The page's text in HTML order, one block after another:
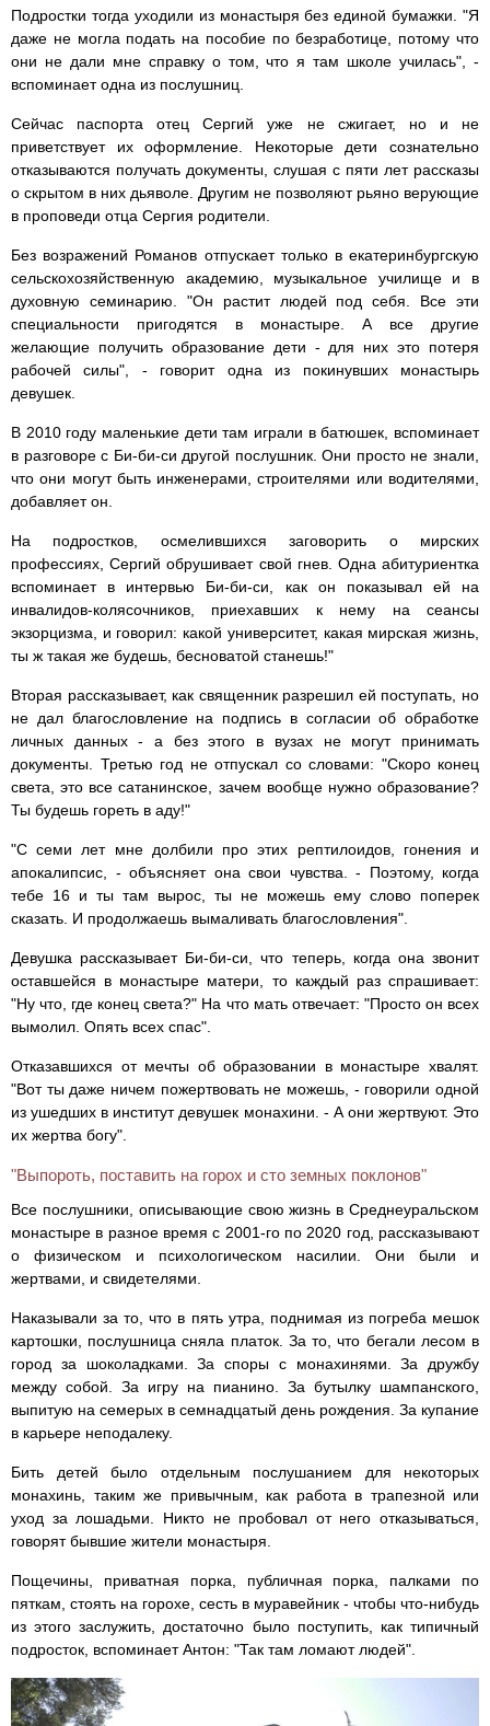
Подростки тогда уходили из монастыря без единой бумажки. "Я
даже не могла подать на пособие по безработице, потому что
они не дали мне справку о том, что я там школе училась", -
вспоминает одна из послушниц.
Сейчас паспорта отец Сергий уже не сжигает, но и не
приветствует их оформление. Некоторые дети сознательно
отказываются получать документы, слушая с пяти лет рассказы
о скрытом в них дьяволе. Другим не позволяют рьяно верующие
в проповеди отца Сергия родители.
Без возражений Романов отпускает только в екатеринбургскую
сельскохозяйственную академию, музыкальное училище и в
духовную семинарию. "Он растит людей под себя. Все эти
специальности пригодятся в монастыре. А все другие
желающие получить образование дети - для них это потеря
рабочей силы", - говорит одна из покинувших монастырь
девушек.
В 2010 году маленькие дети там играли в батюшек, вспоминает
в разговоре с Би-би-си другой послушник. Они просто не знали,
что они могут быть инженерами, строителями или водителями,
добавляет он.
На подростков, осмелившихся заговорить о мирских
профессиях, Сергий обрушивает свой гнев. Одна абитуриентка
вспоминает в интервью Би-би-си, как он показывал ей на
инвалидов-колясочников, приехавших к нему на сеансы
экзорцизма, и говорил: какой университет, какая мирская жизнь,
ты ж такая же будешь, бесноватой станешь!"
Вторая рассказывает, как священник разрешил ей поступать, но
не дал благословление на подпись в согласии об обработке
личных данных - а без этого в вузах не могут принимать
документы. Третью год не отпускал со словами: "Скоро конец
света, это все сатанинское, зачем вообще нужно образование?
Ты будешь гореть в аду!"
"С семи лет мне долбили про этих рептилоидов, гонения и
апокалипсис, - объясняет она свои чувства. - Поэтому, когда
тебе 16 и ты там вырос, ты не можешь ему слово поперек
сказать. И продолжаешь вымаливать благословления".
Девушка рассказывает Би-би-си, что теперь, когда она звонит
оставшейся в монастыре матери, то каждый раз спрашивает:
"Ну что, где конец света?" На что мать отвечает: "Просто он всех
вымолил. Опять всех спас".
Отказавшихся от мечты об образовании в монастыре хвалят.
"Вот ты даже ничем пожертвовать не можешь, - говорили одной
из ушедших в институт девушек монахини. - А они жертвуют. Это
их жертва богу".
"Выпороть, поставить на горох и сто земных поклонов"
Все послушники, описывающие свою жизнь в Среднеуральском
монастыре в разное время с 2001-го по 2020 год, рассказывают
о физическом и психологическом насилии. Они были и
жертвами, и свидетелями.
Наказывали за то, что в пять утра, поднимая из погреба мешок
картошки, послушница сняла платок. За то, что бегали лесом в
город за шоколадками. За споры с монахинями. За дружбу
между собой. За игру на пианино. За бутылку шампанского,
выпитую на семерых в семнадцатый день рождения. За купание
в карьере неподалеку.
Бить детей было отдельным послушанием для некоторых
монахинь, таким же привычным, как работа в трапезной или
уход за лошадьми. Никто не пробовал от него отказываться,
говорят бывшие жители монастыря.
Пощечины, приватная порка, публичная порка, палками по
пяткам, стоять на горохе, сесть в муравейник - чтобы что-нибудь
из этого заслужить, достаточно было поступить, как типичный
подросток, вспоминает Антон: "Так там ломают людей".